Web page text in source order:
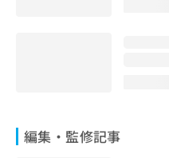
編集・監修記事